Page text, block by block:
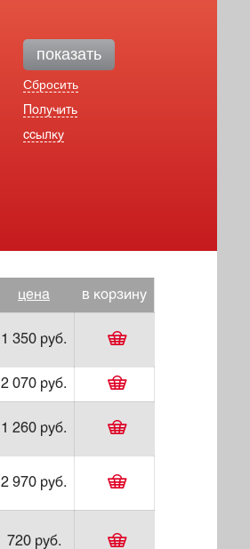
показать
Сбросить
Получить
ссылку
цена в корзину
1 350 руб.
2 070 руб.
1 260 руб.
2 970 руб.
720 руб.